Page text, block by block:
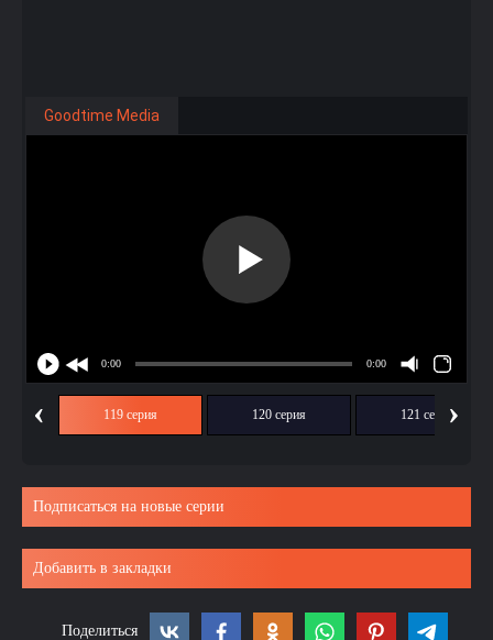
Goodtime Media
‹ 119 серия 120 серия 121 серия›
Подписаться на новые серии
Добавить в закладки
Поделиться